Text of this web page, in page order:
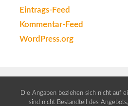
Eintrags-Feed
Kommentar-Feed
WordPress.org
Die Angaben beziehen sich nicht auf
sind nicht Bestandteil des